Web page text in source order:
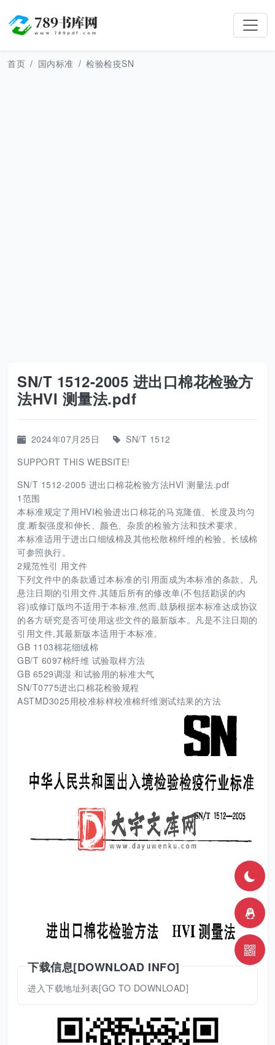
首页 国内标准 检验检疫SN
SN/T 1512-2005 进出口棉花检验方
法HVI 测量法.pdf
2024年07月25日
SN/T 1512
SUPPORT THIS WEBSITE!
SN/T 1512-2005 进出口棉花检验方法HVI 测量法.pdf
1范围
本标准规定了用HVI检验进出口棉花的马克隆值、长度及均匀
度.断裂强度和伸长、颜色、杂质的检验方法和技术要求。
本标准适用于进出口细绒棉及其他松散棉纤维的检验。长绒棉
可参照执行。
2规范性引 用文件
下列文件中的条款通过本标准的引用面成为本标准的条款。凡
悬注日期的引用文件,其随后所有的修改单(不包括勘误的内
容)或修订版均不适用于本标准,然而,鼓肠根据本标准达成协议
的各方研究是否可使用这些文件的最新版本。凡是不注日期的
引用文件,其最新版本适用于本标准。
GB 1103棉花细绒棉
GB/T 6097棉纤维 试验取样方法
GB 6529调湿 和试验用的标准大气
SN/T0775进出口棉花检验规程
ASTMD3025用校准标样校准棉纤维测试结果的方法
下载信息[DOWNLOAD INFO]
进入下载地址列表[GO TO DOWNLOAD]